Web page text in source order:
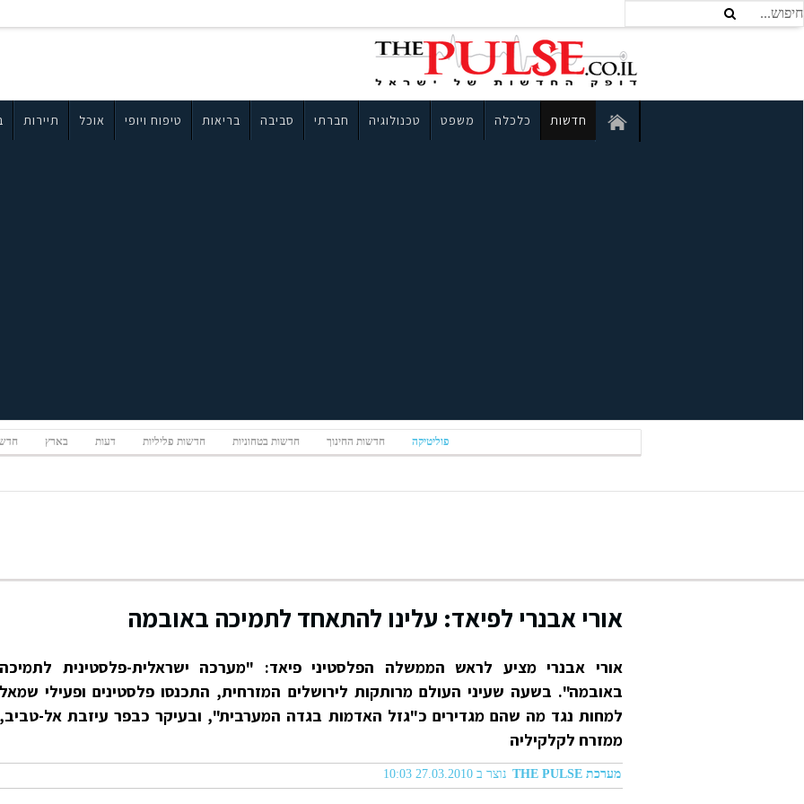
חדשות כלכלה משפט טכנולוגיה חברתי סביבה בריאות טיפוח ויופי אוכל תיירות
פוליטיקה חדשות החינוך חדשות בטחוניות חדשות פליליות דעות בארץ
אורי אבנרי לפיאד: עלינו להתאחד לתמיכה באובמה
אורי אבנרי מציע לראש הממשלה הפלסטיני פיאד: "מערכה ישראלית-פלסטינית לתמיכה
באובמה". בשעה שעיני העולם מרותקות לירושלים המזרחית, התכנסו פלסטינים ופעילי שמאל
למחות נגד מה שהם מגדירים כ"גזל האדמות בגדה המערבית", ובעיקר כבפר עיזבת אל-טביב,
ממזרח לקלקיליה
מערכת THE PULSE נוצר ב 27.03.2010 10:03